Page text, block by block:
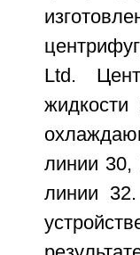
Ltd.
линии
линии